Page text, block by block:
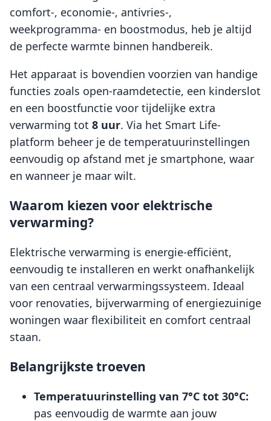
comfort-, economie-, antivries-,
weekprogramma- en boostmodus, heb je altijd
de perfecte warmte binnen handbereik.
Het apparaat is bovendien voorzien van handige
functies zoals open-raamdetectie, een kinderslot
en een boostfunctie voor tijdelijke extra
verwarming tot 8 uur. Via het Smart Life-
platform beheer je de temperatuurinstellingen
eenvoudig op afstand met je smartphone, waar
en wanneer je maar wilt.
Waarom kiezen voor elektrische
verwarming?
Elektrische verwarming is energie-efficiënt,
eenvoudig te installeren en werkt onafhankelijk
van een centraal verwarmingssysteem. Ideaal
voor renovaties, bijverwarming of energiezuinige
woningen waar flexibiliteit en comfort centraal
staan.
Belangrijkste troeven
Temperatuurinstelling van 7°C tot 30°C:
pas eenvoudig de warmte aan jouw